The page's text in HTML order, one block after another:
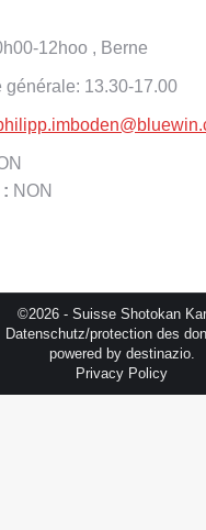
12hoo , Berne
générale: 13.30-17.00
NON
©2026 - Suisse Shotokan
Datenschutz/protection des
powered by destinazio.
Privacy Policy